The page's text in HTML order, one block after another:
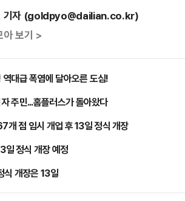
기자 (goldpyo@dailian.co.kr)
아 보기 >
대급 폭염에 달아오른 도심!
주민...홈플러스가 돌아왔다
개 점 임시 개업 후 13일 정식 개장
일 정식 개장 예정
식 개장은 13일